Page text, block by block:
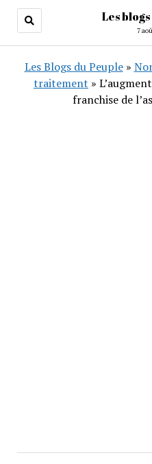
Les
7
Les Blogs du Peuple»
traitement »
franchise de